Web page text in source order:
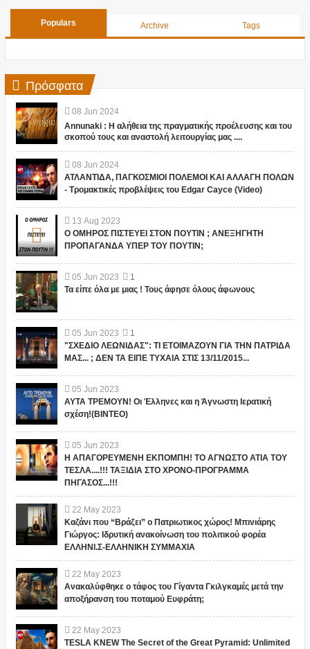
Populars Archive Tags
Πρόσφατα
08 Jun 2024
Annunaki : Η αλήθεια της πραγματικής προέλευσης και του
σκοπού τους και αναστολή λειτουργίας μας ....
08 Jun 2024
ΑΤΛΑΝΤΙΔΑ, ΠΑΓΚΟΣΜΙΟΙ ΠΟΛΕΜΟΙ ΚΑΙ ΑΛΛΑΓΗ ΠΟΛΩΝ
- Τρομακτικές προβλέψεις του Edgar Cayce (Video)
13 Aug 2023
Ο ΟΜΗΡΟΣ ΠΙΣΤΕΥΕΙ ΣΤΟΝ ΠΟΥΤΙΝ ; ΑΝΕΞΗΓΗΤΗ
ΠΡΟΠΑΓΑΝΔΑ ΥΠΕΡ ΤΟΥ ΠΟΥΤΙΝ;
05 Jun 2023
1
Τα είπε όλα με μιας ! Τους άφησε όλους άφωνους
05 Jun 2023
1
"ΣΧΕΔΙΟ ΛΕΩΝΙΔΑΣ": ΤΙ ΕΤΟΙΜΑΖΟΥΝ ΓΙΑ ΤΗΝ ΠΑΤΡΙΔΑ
ΜΑΣ... ; ΔΕΝ ΤΑ ΕΙΠΕ ΤΥΧΑΙΑ ΣΤΙΣ 13/11/2015...
05 Jun 2023
ΑΥΤΑ ΤΡΕΜΟΥΝ! Οι Έλληνες και η Άγνωστη Ιερατική
σχέση!(ΒΙΝΤΕΟ)
05 Jun 2023
Η ΑΠΑΓΟΡΕΥΜΕΝΗ ΕΚΠΟΜΠΗ! ΤΟ ΑΓΝΩΣΤΟ ΑΤΙΑ ΤΟΥ
ΤΕΣΛΑ....!!! ΤΑΞΙΔΙΑ ΣΤΟ ΧΡΟΝΟ-ΠΡΟΓΡΑΜΜΑ
ΠΗΓΑΣΟΣ...!!!
22 May 2023
Καζάνι που “Βράζει” ο Πατριωτικος χώρος! Μπινιάρης
Γιώργος: Ιδρυτική ανακοίνωση του πολιτικού φορέα
ΕΛΛΗΝΙ.Σ-ΕΛΛΗΝΙΚΗ ΣΥΜΜΑΧΙΑ
22 May 2023
Ανακαλύφθηκε ο τάφος του Γίγαντα Γκιλγκαμές μετά την
αποξήρανση του ποταμού Ευφράτη;
22 May 2023
TESLA KNEW The Secret of the Great Pyramid: Unlimited